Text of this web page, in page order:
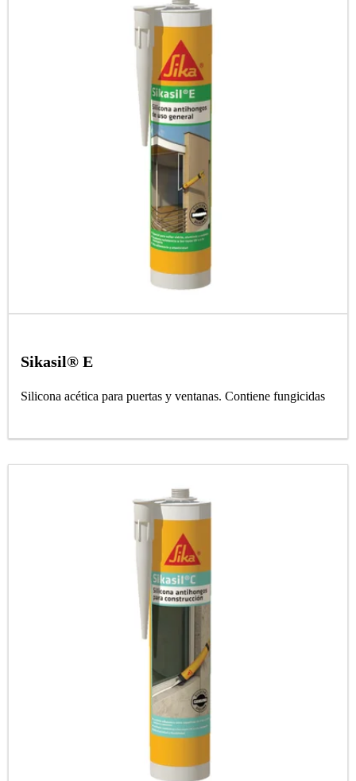
Sikasil® E
Silicona acética para puertas y ventanas. Contiene fungicidas